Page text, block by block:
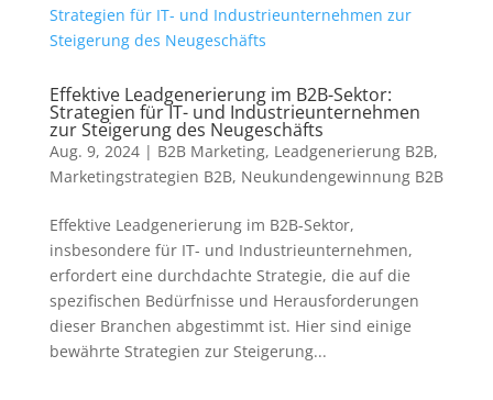
Effektive Leadgenerierung im B2B-Sektor:
Strategien für IT- und Industrieunternehmen
zur Steigerung des Neugeschäfts
Aug. 9, 2024| B2B Marketing, Leadgenerierung B2B,
Marketingstrategien B2B, Neukundengewinnung B2B
Effektive Leadgenerierung im B2B-Sektor,
insbesondere für IT- und Industrieunternehmen,
erfordert eine durchdachte Strategie, die auf die
spezifischen Bedürfnisse und Herausforderungen
dieser Branchen abgestimmt ist. Hier sind einige
bewährte Strategien zur Steigerung...